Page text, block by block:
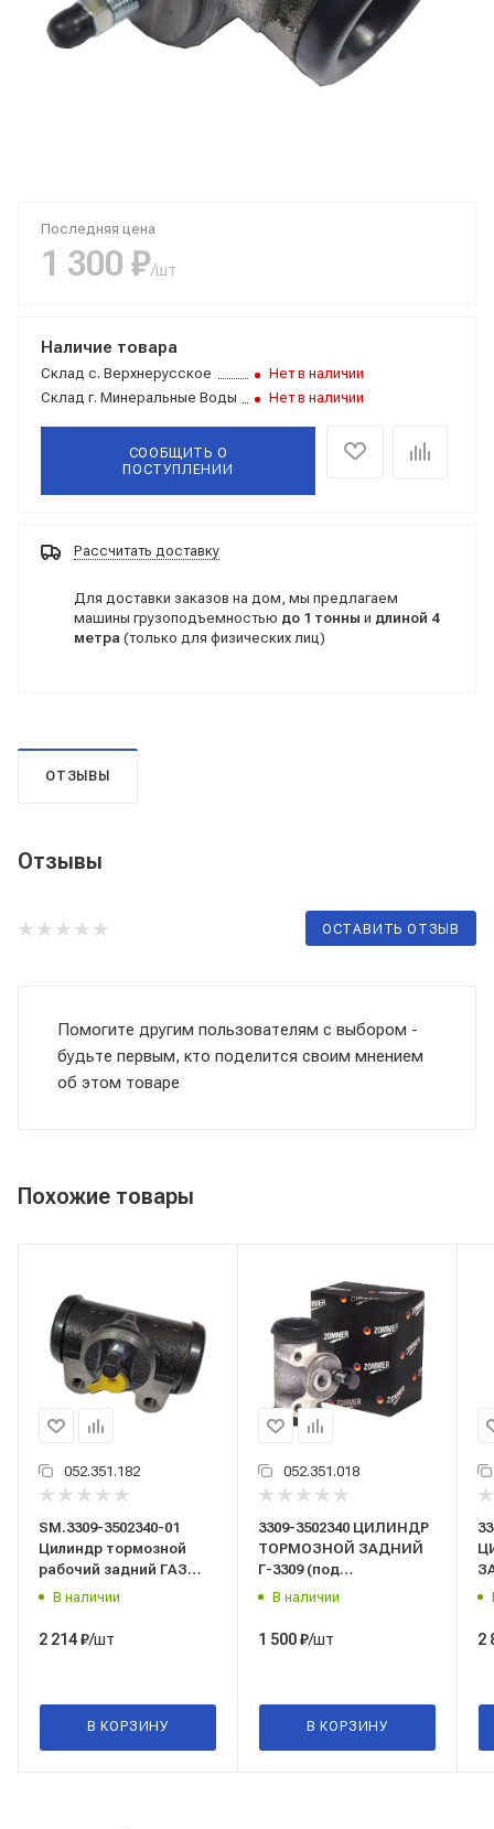
Последняя цена
1 300 ₽/шт
Наличие товара
Склад с. Верхнерусское
Нет в наличии
Склад г. Минеральные Воды Нет в наличии
СООБЩИТЬ О
ПОСТУПЛЕНИИ
Рассчитать доставку
Для доставки заказов на дом, мы предлагаем
машины грузоподъемностью до 1 тонны и длиной 4
метра (только для физических лиц)
ОТЗЫВЫ
Отзывы
ОСТАВИТЬ ОТЗЫВ
Помогите другим пользователям с выбором -
будьте первым, кто поделится своим мнением
об этом товаре
Похожие товары
052.351.182
SM.3309-3502340-01
Цилиндр тормозной
рабочий задний ГАЗ
3309 c АБС (с автом.
зазора)/SDV/Riginal/
В наличии
2 214₽/шт
В КОРЗИНУ
052.351.018
3309-3502340 ЦИЛИНДР
ТОРМОЗНОЙ ЗАДНИЙ
Г-3309 (под
АБС)/ZOMMER/
В наличии
1 500₽/шт
В КОРЗИНУ
2